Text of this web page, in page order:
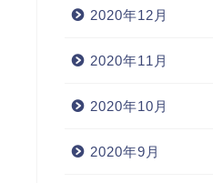
2020年12月
2020年11月
2020年10月
2020年9月